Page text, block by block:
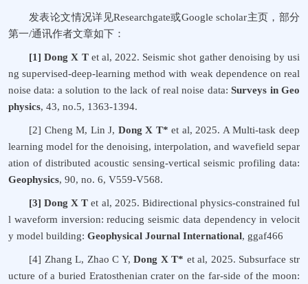
发表论文情况详见Researchgate或Google scholar主页，部分
第一/通讯作者文章如下：
[1]Dong X Tet al, 2022. Seismic shot gather denoising by usi
ng supervised-deep-learning method with weak dependence on real
noise data: a solution to the lack of real noise data:Surveys in Geo
physics, 43, no.5, 1363-1394.
[2] Cheng M, Lin J, Dong X T* et al, 2025. A Multi-task deep
learning model for the denoising, interpolation, and wavefield separ
ation of distributed acoustic sensing-vertical seismic profiling data:
Geophysics, 90, no. 6, V559-V568.
[3]Dong X T et al, 2025. Bidirectional physics-constrained ful
l waveform inversion: reducing seismic data dependency in velocit
y model building: Geophysical Journal International, ggaf466
[4] Zhang L, Zhao C Y,Dong X T* et al, 2025. Subsurface str
ucture of a buried Eratosthenian crater on the far-side of the moon: